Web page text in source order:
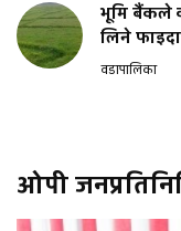
भूमि बैंकले
लिने
वडापालिका
ओपी